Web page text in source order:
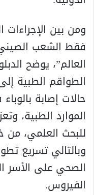
ومن بين الإجراءات
فقط الشعب
العالم”، يوضح
الطواقم الطبية
حالات إصابة
الموارد الطبية،
للبحث العلمي، من
وبالتالي تسريع
الصحي على الأسر
الفيروس.